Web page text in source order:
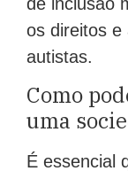
de inclusão
os direitos e
autistas.
Como
uma